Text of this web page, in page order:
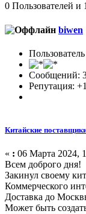
0 Пользователей и
biwen
Пользователь
Сообщений:
Репутация:
Китайские
« : 06 Марта 2024,
Всем доброго дня!
Закинул своему
Коммерческого
Доставка до
Может быть